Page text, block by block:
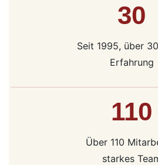
30
Seit 1995, über
Erfahrung
110
Über 110
starkes